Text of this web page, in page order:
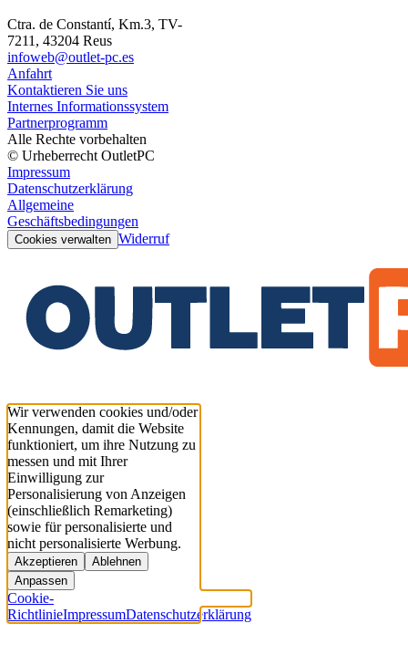
Ctra. de Constantí, Km.3, TV-
7211, 43204 Reus
infoweb@outlet-pc.es
Anfahrt
Kontaktieren Sie uns
Internes Informationssystem
Partnerprogramm
Alle Rechte vorbehalten
© Urheberrecht OutletPC
Impressum
Datenschutzerklärung
Allgemeine
Geschäftsbedingungen
Cookies verwalten Widerruf
Wir verwenden cookies und/oder
Kennungen, damit die Website
funktioniert, um ihre Nutzung zu
messen und mit Ihrer
Einwilligung zur
Personalisierung von Anzeigen
(einschließlich Remarketing)
sowie für personalisierte und
nicht personalisierte Werbung.
Akzeptieren
Ablehnen
Anpassen
Cookie-
RichtlinieImpressumDatenschutzerklärung